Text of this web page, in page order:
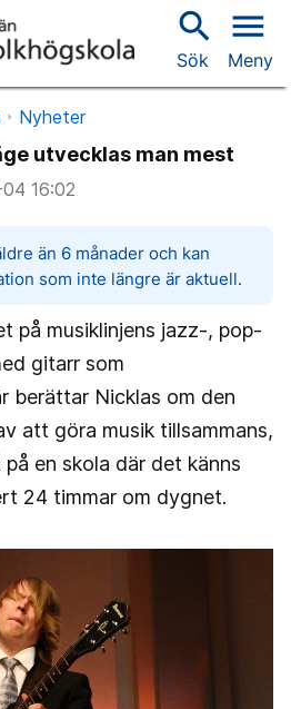
search
Sök
menu
Meny
Nyheter
utvecklas man mest
16:02
än 6 månader och kan
som inte längre är aktuell.
på musiklinjens jazz-, pop-
gitarr som
berättar Nicklas om den
att göra musik tillsammans,
en skola där det känns
24 timmar om dygnet.